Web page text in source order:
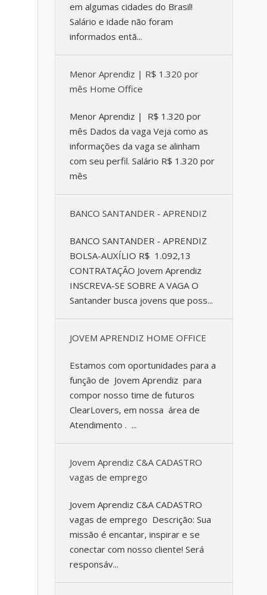
em algumas cidades do Brasil!
Salário e idade não foram
informados entã...
Menor Aprendiz | R$ 1.320 por
mês Home Office
Menor Aprendiz | R$ 1.320 por
mês Dados da vaga Veja como as
informações da vaga se alinham
com seu perfil. Salário R$ 1.320 por
mês
BANCO SANTANDER - APRENDIZ
BANCO SANTANDER - APRENDIZ
BOLSA-AUXÍLIO R$ 1.092,13
CONTRATAÇÃO Jovem Aprendiz
INSCREVA-SE SOBRE A VAGA O
Santander busca jovens que poss...
JOVEM APRENDIZ HOME OFFICE
Estamos com oportunidades para a
função de Jovem Aprendiz para
compor nosso time de futuros
ClearLovers, em nossa área de
Atendimento . ...
Jovem Aprendiz C&A CADASTRO
vagas de emprego
Jovem Aprendiz C&A CADASTRO
vagas de emprego Descrição: Sua
missão é encantar, inspirar e se
conectar com nosso cliente! Será
responsáv...